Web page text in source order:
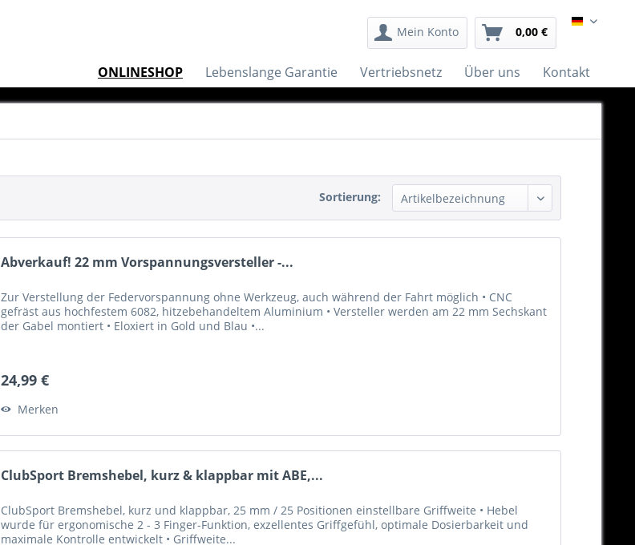
Mein Konto 0,00 € German
ONLINESHOP Lebenslange Garantie Vertriebsnetz Über uns Kontakt
Sortierung:
Abverkauf! 22 mm Vorspannungsversteller -...
Zur Verstellung der Federvorspannung ohne Werkzeug, auch während der Fahrt möglich • CNC
gefräst aus hochfestem 6082, hitzebehandeltem Aluminium • Versteller werden am 22 mm Sechskant
der Gabel montiert • Eloxiert in Gold und Blau •...
24,99 €
Merken
ClubSport Bremshebel, kurz & klappbar mit ABE,...
ClubSport Bremshebel, kurz und klappbar, 25 mm / 25 Positionen einstellbare Griffweite • Hebel
wurde für ergonomische 2 - 3 Finger-Funktion, exzellentes Griffgefühl, optimale Dosierbarkeit und
maximale Kontrolle entwickelt • Griffweite...